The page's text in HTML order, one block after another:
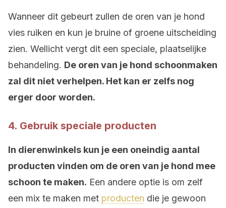
Wanneer dit gebeurt zullen de oren van je hond
vies ruiken en kun je bruine of groene uitscheiding
zien. Wellicht vergt dit een speciale, plaatselijke
behandeling. De oren van je hond schoonmaken
zal dit niet verhelpen. Het kan er zelfs nog
erger door worden.
4. Gebruik speciale producten
In dierenwinkels kun je een oneindig aantal
producten vinden om de oren van je hond mee
schoon te maken. Een andere optie is om zelf
een mix te maken met producten die je gewoon